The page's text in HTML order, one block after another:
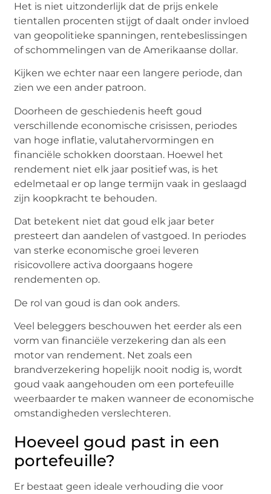
Het is niet uitzonderlijk dat de prijs enkele
tientallen procenten stijgt of daalt onder invloed
van geopolitieke spanningen, rentebeslissingen
of schommelingen van de Amerikaanse dollar.
Kijken we echter naar een langere periode, dan
zien we een ander patroon.
Doorheen de geschiedenis heeft goud
verschillende economische crisissen, periodes
van hoge inflatie, valutahervormingen en
financiële schokken doorstaan. Hoewel het
rendement niet elk jaar positief was, is het
edelmetaal er op lange termijn vaak in geslaagd
zijn koopkracht te behouden.
Dat betekent niet dat goud elk jaar beter
presteert dan aandelen of vastgoed. In periodes
van sterke economische groei leveren
risicovollere activa doorgaans hogere
rendementen op.
De rol van goud is dan ook anders.
Veel beleggers beschouwen het eerder als een
vorm van financiële verzekering dan als een
motor van rendement. Net zoals een
brandverzekering hopelijk nooit nodig is, wordt
goud vaak aangehouden om een portefeuille
weerbaarder te maken wanneer de economische
omstandigheden verslechteren.
Hoeveel goud past in een
portefeuille?
Er bestaat geen ideale verhouding die voor